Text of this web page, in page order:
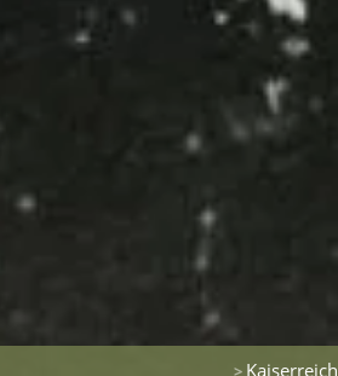
> Kaiserreich